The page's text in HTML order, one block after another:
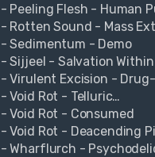
- Peeling Flesh - Human
- Rotten Sound - Mass
- Sedimentum - Demo
- Sijjeel - Salvation
- Virulent Excision -
- Void Rot - Telluric…
- Void Rot - Consumed
- Void Rot - Deacending
- Wharflurch -